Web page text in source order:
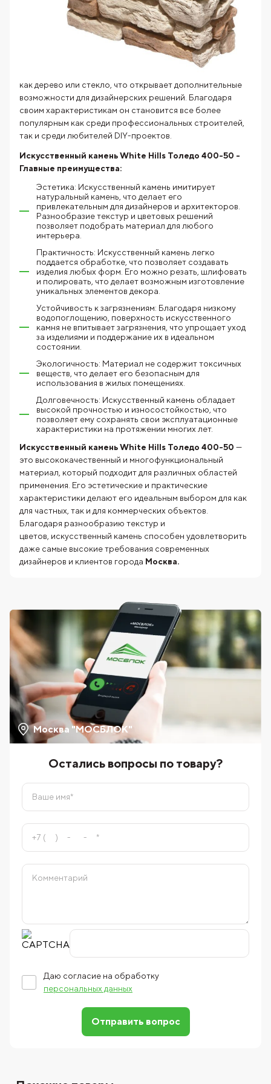
как дерево или стекло, что открывает дополнительные
возможности для дизайнерских решений. Благодаря
своим характеристикам он становится все более
популярным как среди профессиональных строителей,
так и среди любителей DIY-проектов.
Искусственный камень White Hills Толедо 400-50 -
Главные преимущества:
Эстетика: Искусственный камень имитирует
натуральный камень, что делает его
привлекательным для дизайнеров и архитекторов.
Разнообразие текстур и цветовых решений
позволяет подобрать материал для любого
интерьера.
Практичность: Искусственный камень легко
поддается обработке, что позволяет создавать
изделия любых форм. Его можно резать, шлифовать
и полировать, что делает возможным изготовление
уникальных элементов декора.
Устойчивость к загрязнениям: Благодаря низкому
водопоглощению, поверхность искусственного
камня не впитывает загрязнения, что упрощает уход
за изделиями и поддержание их в идеальном
состоянии.
Экологичность: Материал не содержит токсичных
веществ, что делает его безопасным для
использования в жилых помещениях.
Долговечность: Искусственный камень обладает
высокой прочностью и износостойкостью, что
позволяет ему сохранять свои эксплуатационные
характеристики на протяжении многих лет.
Искусственный камень White Hills Толедо 400-50 —
это высококачественный и многофункциональный
материал, который подходит для различных областей
применения. Его эстетические и практические
характеристики делают его идеальным выбором для как
для частных, так и для коммерческих объектов.
Благодаря разнообразию текстур и
цветов, искусственный камень способен удовлетворить
даже самые высокие требования современных
дизайнеров и клиентов города Москва.
Москва "МОСБЛОК"
Остались вопросы по товару?
Даю согласие на обработку
персональных данных
Отправить вопрос